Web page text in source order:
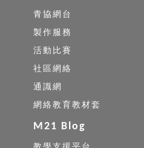
青協網台
製作服務
活動比賽
社區網絡
通識網
網絡教育教材套
M21 Blog